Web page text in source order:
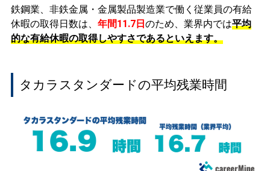
鉄鋼業、非鉄金属・金属製品製造業で働く従業員の有給
休暇の取得日数は、 年間11.7日のため、業界内では平均
的な有給休暇の取得しやすさであるといえます。
タカラスタンダードの平均残業時間